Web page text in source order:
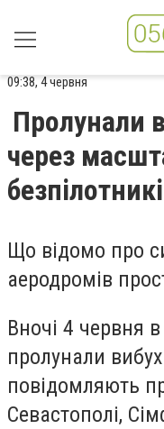
09:38, 4 червня
Пролунали
через
Що відомо про
аеродромів
Вночі 4 червня
пролунали
повідомляють
Севастополі,